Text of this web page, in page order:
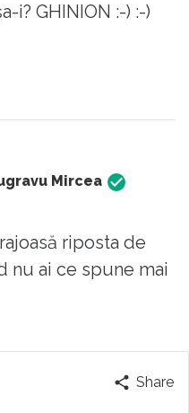
i? GHINION :-) :-)
Mircea
riposta de
nu ai ce spune mai
Share